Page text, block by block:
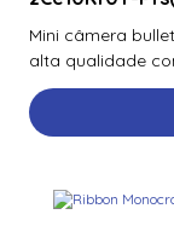
70300Aep0N |
Monitoramento
71000Bep0N01A
V1000
V2000
Mini câmera
alta qualidade